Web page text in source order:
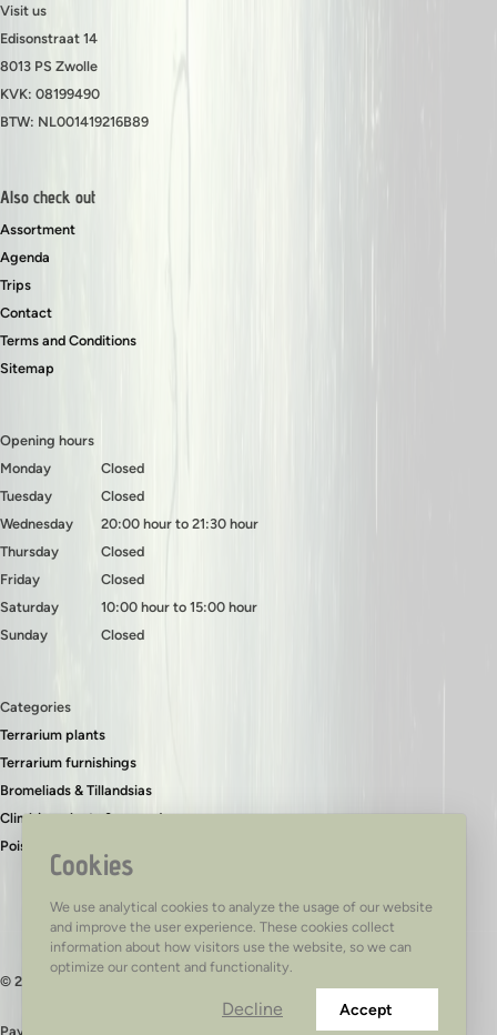
Cookies
We use analytical cookies to analyze the usage of our website
and improve the user experience. These cookies collect
information about how visitors use the website, so we can
optimize our content and functionality.
Decline Accept
Visit us
Edisonstraat 14
8013 PS Zwolle
KVK: 08199490
BTW: NL001419216B89
Also check out
Assortment
Agenda
Trips
Contact
Terms and Conditions
Sitemap
Opening hours
Monday
Tuesday
Wednesday
Thursday
Friday
Saturday
Sunday
Closed
Closed
20:00 hour to 21:30 hour
Closed
Closed
10:00 hour to 15:00 hour
Closed
Categories
Terrarium plants
Terrarium furnishings
Bromeliads & Tillandsias
Climbing plants & ground covers
Poison dart frogs
© 2026 - TerraTed
Pay safely with